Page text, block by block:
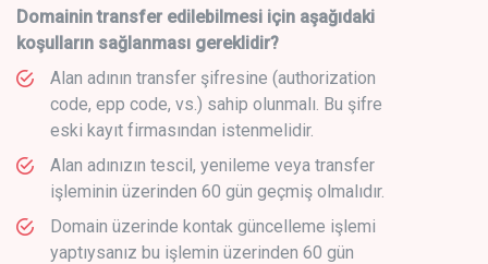
Domainin transfer edilebilmesi için aşağıdaki
koşulların sağlanması gereklidir?
Alan adının transfer şifresine (authorization
code, epp code, vs.) sahip olunmalı. Bu şifre
eski kayıt firmasından istenmelidir.
Alan adınızın tescil, yenileme veya transfer
işleminin üzerinden 60 gün geçmiş olmalıdır.
Domain üzerinde kontak güncelleme işlemi
yaptıysanız bu işlemin üzerinden 60 gün